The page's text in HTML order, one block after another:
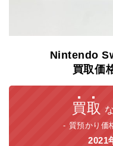
Nintendo
買取価
買取
質預かり価
2021